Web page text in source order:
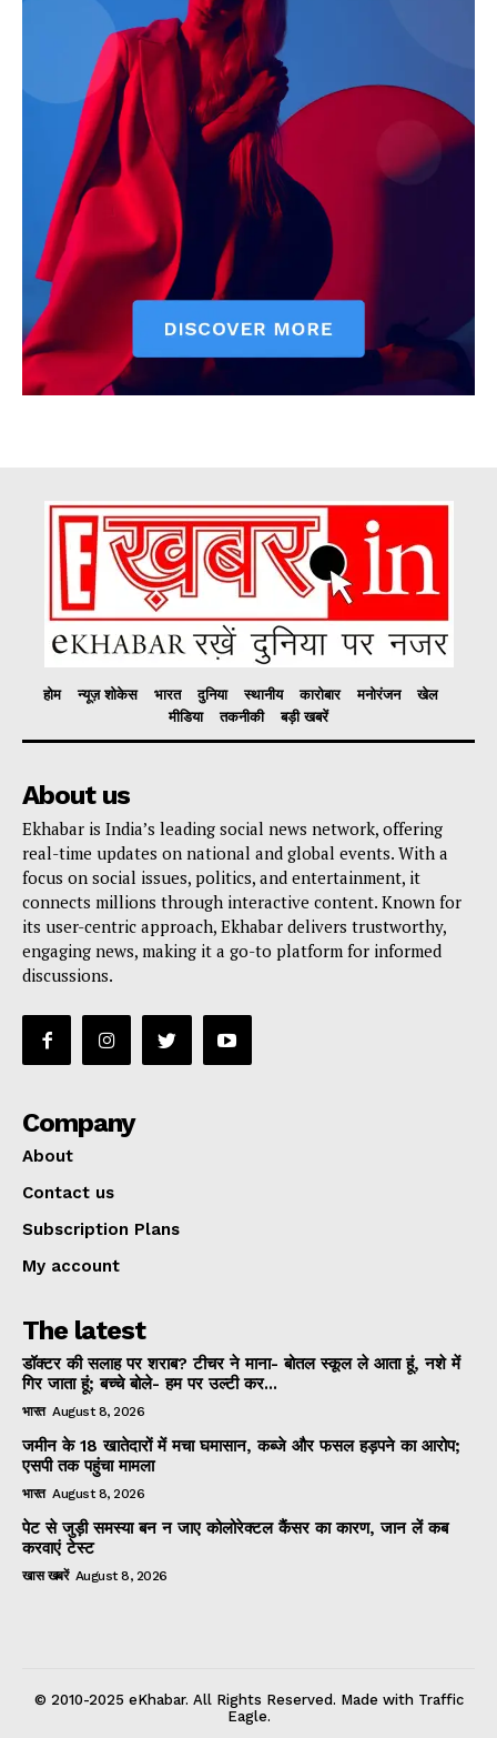
Subscription Plans
My account
होम न्यूज़ शोकेस भारत दुनिया स्थानीय कारोबार मनोरंजन
खेल
मीडिया
तकनीकी बड़ी खबरें
About us
Ekhabar is India’s leading social news network, offering
real-time updates on national and global events. With a
focus on social issues, politics, and entertainment, it
connects millions through interactive content. Known for
its user-centric approach, Ekhabar delivers trustworthy,
engaging news, making it a go-to platform for informed
discussions.
Company
About
Contact us
Subscription Plans
My account
The latest
डॉक्टर की सलाह पर शराब? टीचर ने माना- बोतल स्कूल ले आता हूं, नशे में
गिर जाता हूं; बच्चे बोले- हम पर उल्टी कर...
भारत August 8, 2026
जमीन के 18 खातेदारों में मचा घमासान, कब्जे और फसल हड़पने का आरोप;
एसपी तक पहुंचा मामला
भारत August 8, 2026
पेट से जुड़ी समस्या बन न जाए कोलोरेक्टल कैंसर का कारण, जान लें कब
करवाएं टेस्ट
खास खबरें August 8, 2026
© 2010-2025 eKhabar. All Rights Reserved. Made with Traffic
Eagle.